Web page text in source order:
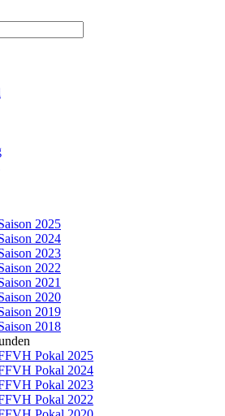
2025
2024
2023
2022
2021
2020
2019
2018
Pokal 2025
Pokal 2024
Pokal 2023
Pokal 2022